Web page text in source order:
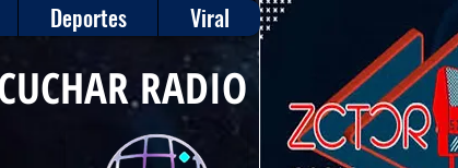
Deportes Viral
RADIO